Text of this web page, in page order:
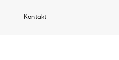
Kontakt